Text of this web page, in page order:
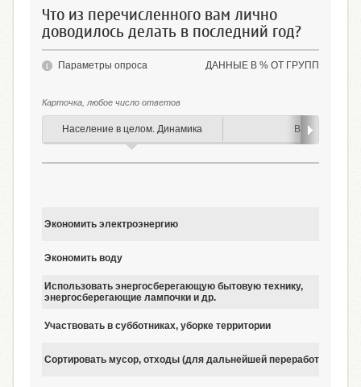
Что из перечисленного вам лично
доводилось делать в последний год?
ДАННЫЕ В % ОТ ГРУПП
Параметры опроса
Карточка, любое число ответов
Население в целом. Динамика Возраст
Экономить электроэнергию
Экономить воду
Использовать энергосберегающую бытовую технику,
энергосберегающие лампочки и др.
Участвовать в субботниках, уборке территории
Сортировать мусор, отходы (для дальнейшей переработки)